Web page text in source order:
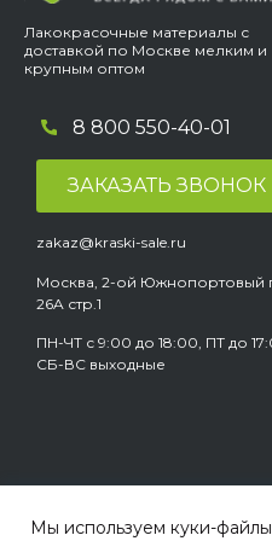
Мы используем куки-
Лакокрасочные материалы с
доставкой по Москве мелким и
крупным оптом
8 800 550-40-01
ЗАКАЗАТЬ ЗВОНОК
zakaz@kraski-sale.ru
Москва, 2-ой Южнопортовый
26A стр.1
ПН-ЧТ с 9:00 до 18:00, ПТ до
СБ-ВС выходные